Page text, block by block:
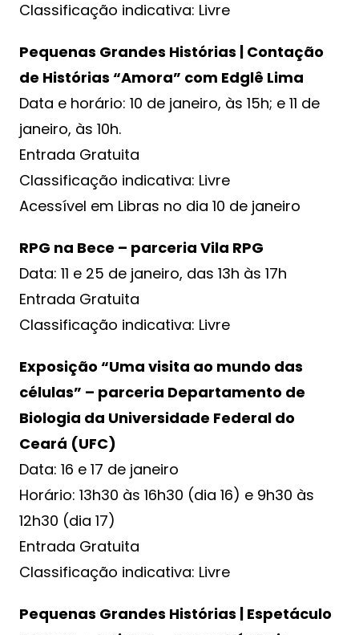
Classificação indicativa: Livre
Pequenas Grandes Histórias | Contação
de Histórias “Amora” com Edglê Lima
Data e horário: 10 de janeiro, às 15h; e 11 de
janeiro, às 10h.
Entrada Gratuita
Classificação indicativa: Livre
Acessível em Libras no dia 10 de janeiro
RPG na Bece – parceria Vila RPG
Data: 11 e 25 de janeiro, das 13h às 17h
Entrada Gratuita
Classificação indicativa: Livre
Exposição “Uma visita ao mundo das
células” – parceria Departamento de
Biologia da Universidade Federal do
Ceará (UFC)
Data: 16 e 17 de janeiro
Horário: 13h30 às 16h30 (dia 16) e 9h30 às
12h30 (dia 17)
Entrada Gratuita
Classificação indicativa: Livre
Pequenas Grandes Histórias | Espetáculo